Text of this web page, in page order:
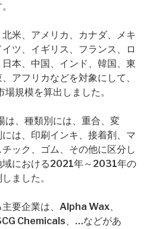
米、アメリカ、カナダ、メキ
ツ、イギリス、フランス、ロ
本、中国、インド、韓国、東
アフリカなどを対象にして、
規模を算出しました。
は、種類別には、重合、変
は、印刷インキ、接着剤、マ
ック、ゴム、その他に区分し
域における2021年～2031年の
ました。
要企業は、Alpha Wax、
Chemicals、…などがあ